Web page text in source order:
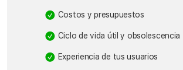
Costos y presupuestos
Ciclo de vida útil y obsolescencia
Experiencia de tus usuarios